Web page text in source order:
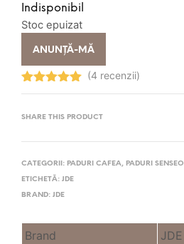
Indisponibil
Stoc epuizat
ANUNȚĂ-MĂ
Evaluat la
din 5
(4 recenzii)
SHARE THIS PRODUCT
CATEGORII: PADURI CAFEA, PADURI SENSEO
ETICHETĂ: JDE
BRAND: JDE
Brand
JDE